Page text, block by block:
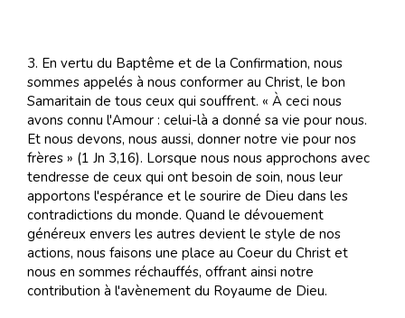
3. En vertu du Baptême et de la Confirmation, nous
sommes appelés à nous conformer au Christ, le bon
Samaritain de tous ceux qui souffrent. « À ceci nous
avons connu l'Amour : celui-là a donné sa vie pour nous.
Et nous devons, nous aussi, donner notre vie pour nos
frères » (1 Jn 3,16). Lorsque nous nous approchons avec
tendresse de ceux qui ont besoin de soin, nous leur
apportons l'espérance et le sourire de Dieu dans les
contradictions du monde. Quand le dévouement
généreux envers les autres devient le style de nos
actions, nous faisons une place au Coeur du Christ et
nous en sommes réchauffés, offrant ainsi notre
contribution à l'avènement du Royaume de Dieu.